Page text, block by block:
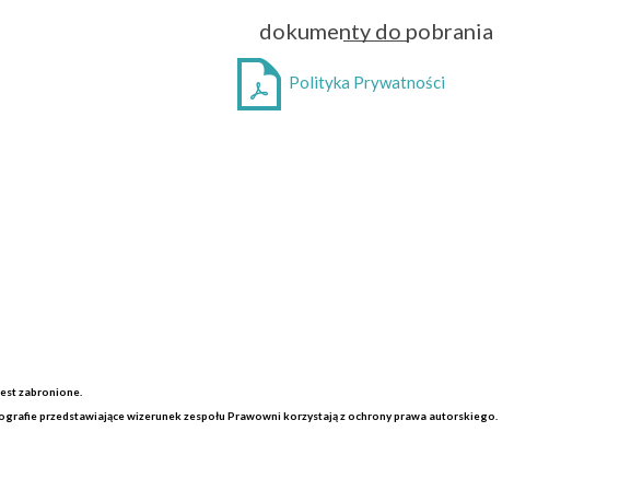
dokumenty do pobrania
Polityka Prywatności
zabronione.
przedstawiające wizerunek zespołu Prawowni korzystają z ochrony prawa autorskiego.